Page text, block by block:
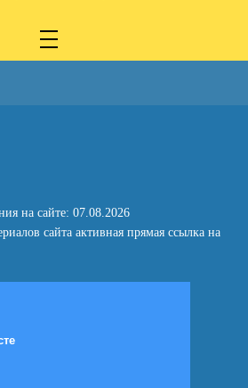
на сайте: 07.08.2026
сайта активная прямая ссылка на